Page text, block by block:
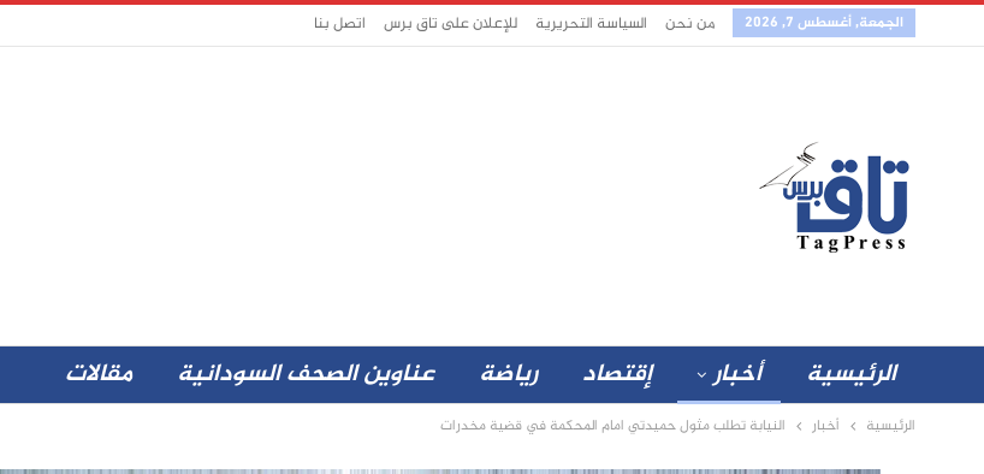
الجمعة, أغسطس 7, 2026 من نحن السياسة التحريرية للإعلان على تاق برس اتصل بنا
الرئيسية أخبار إقتصاد رياضة عناوين الصحف السودانية مقالات
الرئيسية أخبار النيابة تطلب مثول حميدتي امام المحكمة في قضية مخدرات